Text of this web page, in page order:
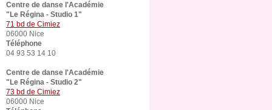
Centre de danse l'Académie
"Le Régina - Studio 1"
71 bd de Cimiez
06000 Nice
Téléphone
04 93 53 14 10
Centre de danse l'Académie
"Le Régina - Studio 2"
73 bd de Cimiez
06000 Nice